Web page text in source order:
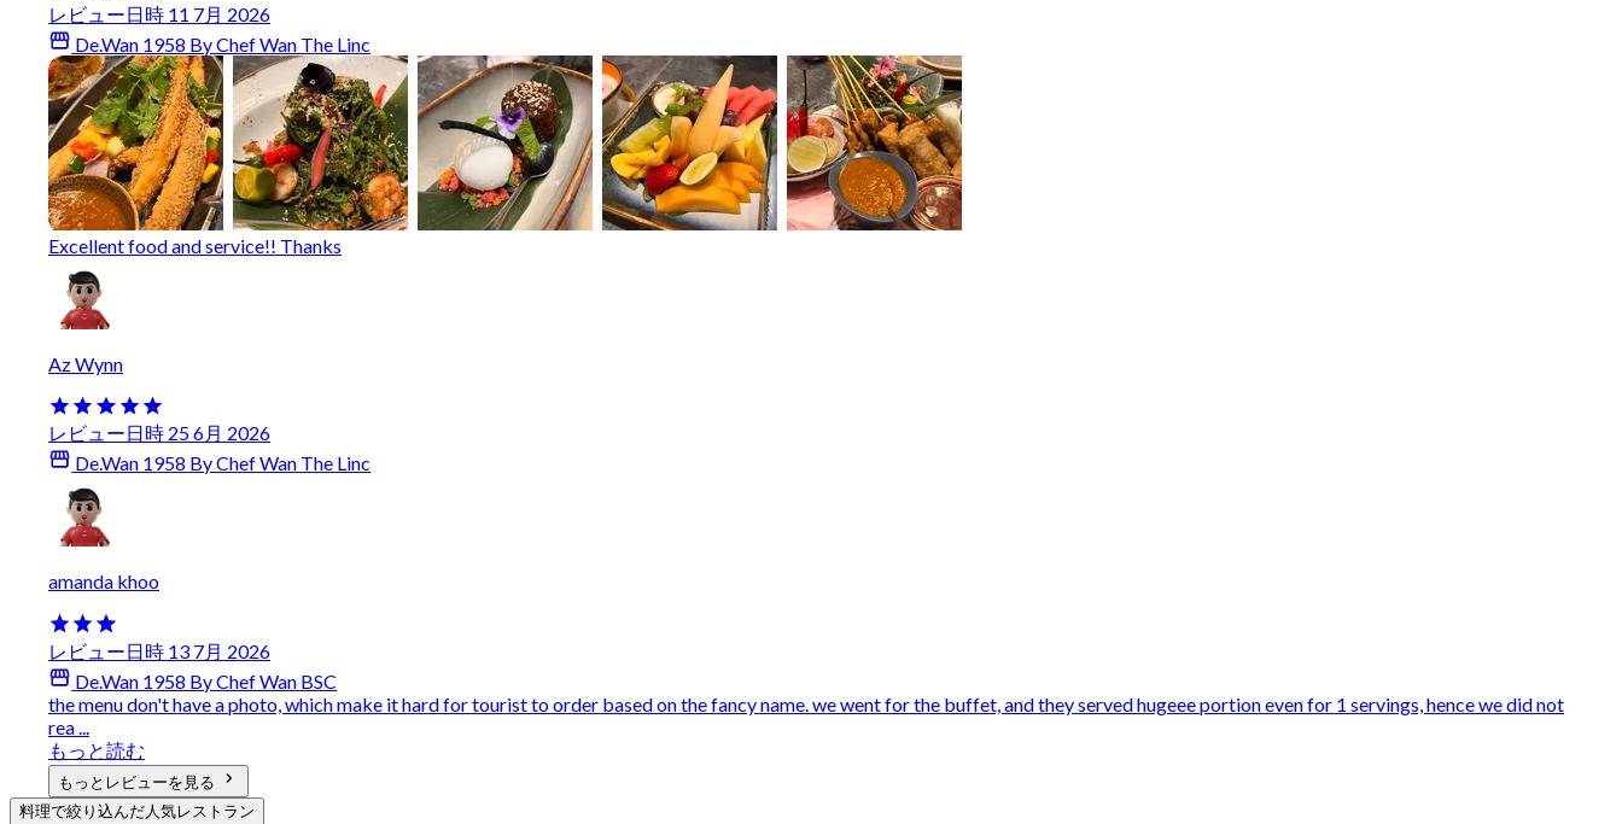
レビュー日時 11 7月 2026
De.Wan 1958 By Chef Wan The Linc
Excellent food and service!! Thanks
Az Wynn
レビュー日時 25 6月 2026
De.Wan 1958 By Chef Wan The Linc
amanda khoo
レビュー日時 13 7月 2026
De.Wan 1958 By Chef Wan BSC
the menu don't have a photo, which make it hard for tourist to order based on the fancy name. we went for the buffet, and they served hugeee portion even for 1 servings, hence we did not
rea ...
もっと読む
もっとレビューを見る
料理で絞り込んだ人気レストラン